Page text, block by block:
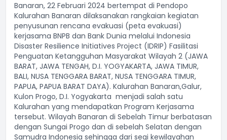
Banaran, 22 Februari 2024 bertempat di Pendopo
Kalurahan Banaran dilaksanakan rangkaian kegiatan
penyusunan rencana evakuasi (peta evakuasi)
kerjasama BNPB dan Bank Dunia melalui Indonesia
Disaster Resilience Initiatives Project (IDRIP) Fasilitasi
Penguatan Ketangguhan Masyarakat Wilayah 2 (JAWA
BARAT, JAWA TENGAH, D.I. YOGYAKARTA, JAWA TIMUR,
BALI, NUSA TENGGARA BARAT, NUSA TENGGARA TIMUR,
PAPUA, PAPUA BARAT DAYA). Kalurahan Banaran,Galur,
Kulon Progo, D.I. Yogyakarta menjadi salah satu
Kalurahan yang mendapatkan Program Kerjasama
tersebut. Wilayah Banaran di Sebelah Timur berbatasan
dengan Sungai Progo dan di sebelah Selatan dengan
Samudra Indonesia sehingga dari segi kewilayahan